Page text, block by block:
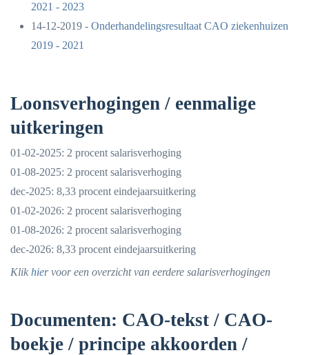
2021 - 2023
14-12-2019 - Onderhandelingsresultaat CAO ziekenhuizen
2019 - 2021
Loonsverhogingen / eenmalige
uitkeringen
01-02-2025: 2 procent salarisverhoging
01-08-2025: 2 procent salarisverhoging
dec-2025: 8,33 procent eindejaarsuitkering
01-02-2026: 2 procent salarisverhoging
01-08-2026: 2 procent salarisverhoging
dec-2026: 8,33 procent eindejaarsuitkering
Klik hiervoor een overzicht van eerdere salarisverhogingen
Documenten: CAO-tekst / CAO-
boekje / principe akkoorden /